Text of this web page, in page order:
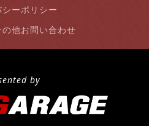
ーポリシー
他お問い合わせ
by